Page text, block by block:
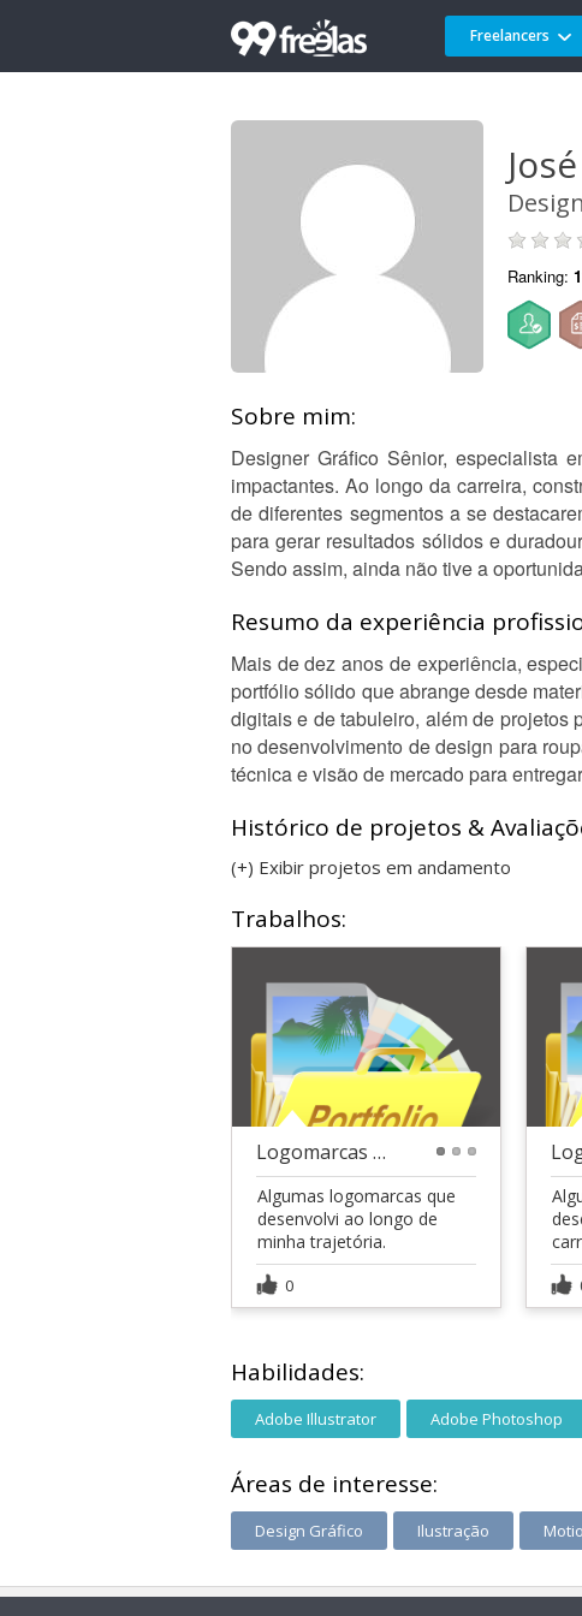
Freelancers
Ranking:
Sobre mim:
Designer Gráfico Sênior, especialista
impactantes. Ao longo da carreira,
de diferentes segmentos a se
para gerar resultados sólidos e
Sendo assim, ainda não tive a
Resumo da experiência
Mais de dez anos de experiência,
portfólio sólido que abrange desde
digitais e de tabuleiro, além de projetos
no desenvolvimento de design para
técnica e visão de mercado para
Histórico de projetos &
(+) Exibir projetos em andamento
Trabalhos:
Logomarcas minimalistas de minha autoria
Algumas logomarcas que
desenvolvi ao longo de
minha trajetória.
0
Habilidades:
Adobe Illustrator Adobe Photoshop
Áreas de interesse:
Design Gráfico Ilustração